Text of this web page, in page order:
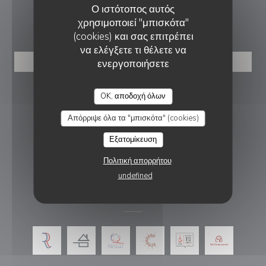
Ο ιστότοπος αυτός
χρησιμοποιεί "μπισκότα"
(cookies) και σας επιτρέπει
να ελέγξετε τι θέλετε να
ενεργοποιήσετε
OK, αποδοχή όλων
Απόρριψε όλα τα "μπισκότα" (cookies)
Εξατομίκευση
Πολιτική απορρήτου
undefined
ΚΡΆΤΗΣΗ
ΚΆΝΤΕ ΚΡΆΤΗΣΗ ΤΡΑΠΕΖΙΟΎ
ΑΚΟΛΟΥΘΉΣΤΕ ΜΑΣ
Facebook ((ανοίγει σε νέο
ΕΝΗΜΕΡΩΤΙΚΌ ΔΕΛΤΊΟ